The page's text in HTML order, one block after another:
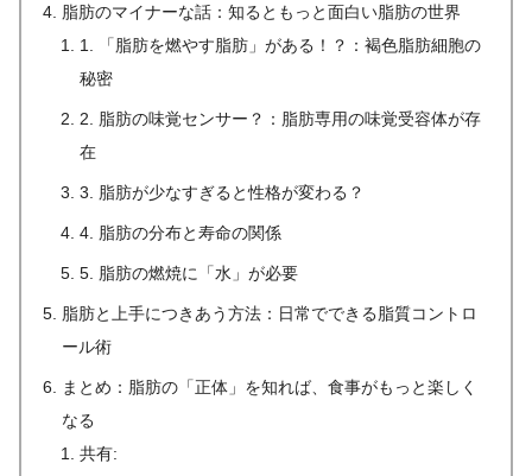
脂肪のマイナーな話：知るともっと面白い脂肪の世界
1. 「脂肪を燃やす脂肪」がある！？：褐色脂肪細胞の
秘密
2. 脂肪の味覚センサー？：脂肪専用の味覚受容体が存
在
3. 脂肪が少なすぎると性格が変わる？
4. 脂肪の分布と寿命の関係
5. 脂肪の燃焼に「水」が必要
脂肪と上手につきあう方法：日常でできる脂質コントロ
ール術
まとめ：脂肪の「正体」を知れば、食事がもっと楽しく
なる
共有: